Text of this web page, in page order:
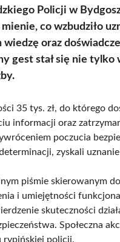
Policji w
co wzbudziło
oraz
gest stał się nie tylko
35 tys. zł, do którego
informacji oraz
poczucia
zyskali
piśmie skierowanym
i umiejętności
skuteczności
Społeczna
rypińskiej policji.